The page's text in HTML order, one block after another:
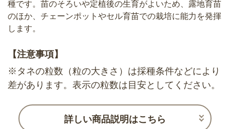
種です。苗のそろいや定植後の生育がよいため、露地育苗
のほか、チェーンポットやセル育苗での栽培に能力を発揮
します。
【注意事項】
※タネの粒数（粒の大きさ）は採種条件などにより
差があります。表示の粒数は目安としてください。
詳しい商品説明はこちら